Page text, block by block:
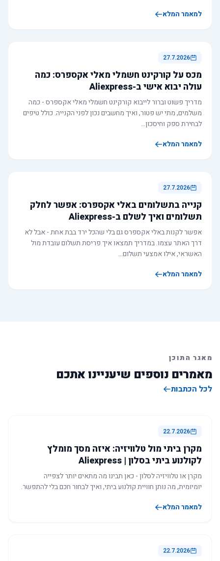
למאמר המלא
27.7.2026
מכס על קורקינט חשמלי מאלי אקספרס: כמה
עולה יבוא אישי ב-Aliexpress
מדריך פשוט וברור לייבוא קורקינט חשמלי מאלי אקספרס - כמה
משלמים, מתי יש פטור, ואיך מחשבים נכון לפני הקנייה. כולל טיפים
לבחירת ספק וחיסכון…
למאמר המלא
27.7.2026
קנייה בתשלומים באלי אקספרס: אפשר לחלק
תשלומים ואיך לשלם ב-Aliexpress
אפשר לקנות באלי אקספרס גם בלי שהכל ירד בבת אחת - אבל לא
דרך האתר עצמו. במדריך תמצאו איך פריסת תשלום עובדת מול
האשראי, אילו אמצעי תשלום…
למאמר המלא
מאגר התוכן
מאמרים נוספים שיעניינו אתכם
לכל הכתבות
22.7.2026
מקרן ביתי מול טלוויזיה: איזה מסך מומלץ
לקולנוע ביתי בסלון | Aliexpress
מקרן או טלוויזיה לסלון - כאן תבינו מה מתאים יותר לצפייה
יומיומית, מה נותן חוויית קולנוע ביתי, ואיך לבחור חכם בלי להתפשר.
למאמר המלא
22.7.2026